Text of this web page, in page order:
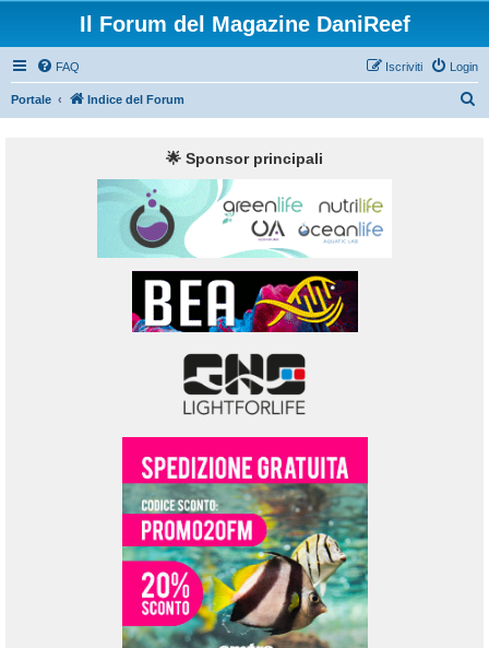
Il Forum del Magazine DaniReef
FAQ Login
Iscriviti
Portale Indice del Forum
🌟 Sponsor principali